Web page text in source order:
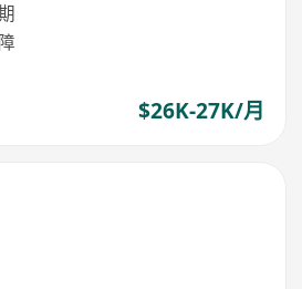
$26K-27K/月